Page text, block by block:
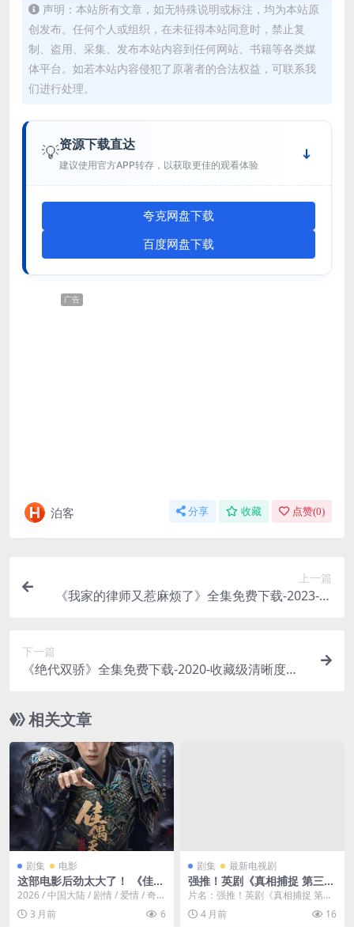
声明：本站所有文章，如无特殊说明或标注，均为本站原
创发布。任何个人或组织，在未征得本站同意时，禁止复
制、盗用、采集、发布本站内容到任何网站、书籍等各类媒
体平台。如若本站内容侵犯了原著者的合法权益，可联系我
们进行处理。
💡资源下载直达
建议使用官方APP转存，以获取更佳的观看体验
夸克网盘下载
百度网盘下载
广告
泊客 分享 收藏 点赞(0)
上一篇
《我家的律师又惹麻烦了》全集免费下载-2023-片
下一篇
《绝代双骄》全集免费下载-2020-收藏级清晰度分
相关文章
剧集 电影
这部电影后劲太大了！ 《佳偶
天成》 2026 热播必收 未删减
限时转存
2026 / 中国大陆 / 剧情 / 爱情 / 奇幻
/ 古装。身负"五不全"诅...
3 月前 6
剧集 最新电视剧
强推！英剧《真相捕捉 第三
季》全集资源 2026最新剧情
惊悚 限时网盘自取
片名：强推！英剧《真相捕捉 第三
季》全集资源 2026最新剧情惊悚
限时网盘自取...
4 月前 16